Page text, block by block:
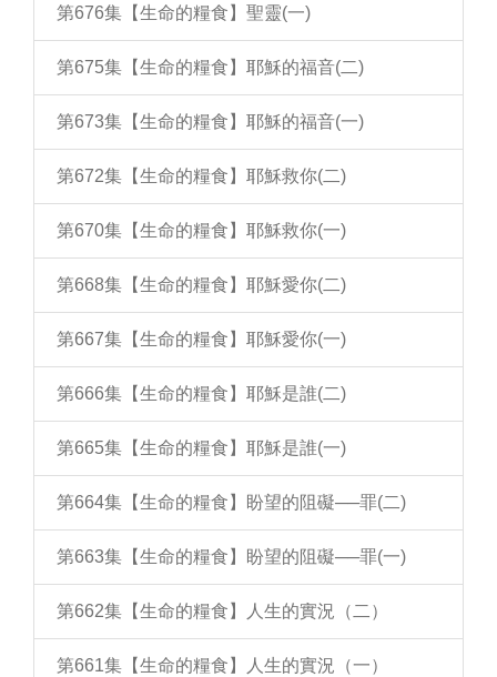
第676集【生命的糧食】聖靈(一)
第675集【生命的糧食】耶穌的福音(二)
第673集【生命的糧食】耶穌的福音(一)
第672集【生命的糧食】耶穌救你(二)
第670集【生命的糧食】耶穌救你(一)
第668集【生命的糧食】耶穌愛你(二)
第667集【生命的糧食】耶穌愛你(一)
第666集【生命的糧食】耶穌是誰(二)
第665集【生命的糧食】耶穌是誰(一)
第664集【生命的糧食】盼望的阻礙──罪(二)
第663集【生命的糧食】盼望的阻礙──罪(一)
第662集【生命的糧食】人生的實況（二）
第661集【生命的糧食】人生的實況（一）